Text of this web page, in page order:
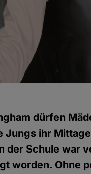
dürfen
ihr
der Schule war
worden. Ohne